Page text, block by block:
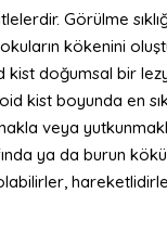
Görülme
kökenini
doğumsal bir
kist boyunda en
veya
ya da burun